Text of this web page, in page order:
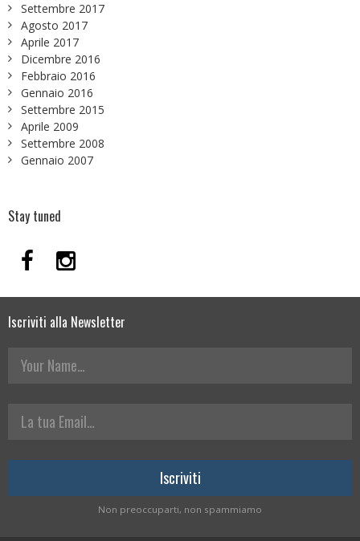
Settembre 2017
Agosto 2017
Aprile 2017
Dicembre 2016
Febbraio 2016
Gennaio 2016
Settembre 2015
Aprile 2009
Settembre 2008
Gennaio 2007
Stay tuned
Iscriviti alla Newsletter
Your Name
La tua Email
Non preoccuparti, non spammiamo